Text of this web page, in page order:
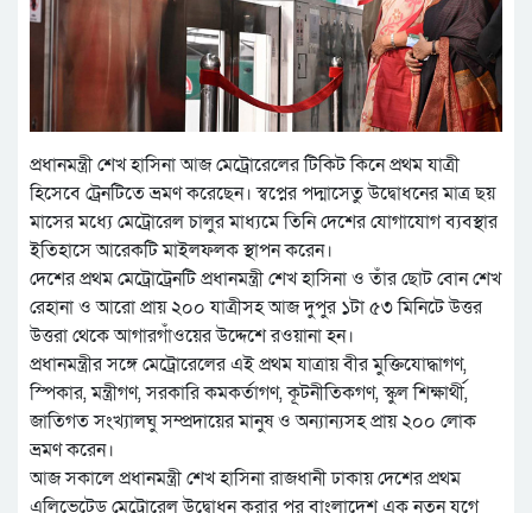
প্রধানমন্ত্রী শেখ হাসিনা আজ মেট্রোরেলের টিকিট কিনে প্রথম যাত্রী
হিসেবে ট্রেনটিতে ভ্রমণ করেছেন। স্বপ্নের পদ্মাসেতু উদ্বোধনের মাত্র ছয়
মাসের মধ্যে মেট্রোরেল চালুর মাধ্যমে তিনি দেশের যোগাযোগ ব্যবস্থার
ইতিহাসে আরেকটি মাইলফলক স্থাপন করেন।
দেশের প্রথম মেট্রোট্রেনটি প্রধানমন্ত্রী শেখ হাসিনা ও তাঁর ছোট বোন শেখ
রেহানা ও আরো প্রায় ২০০ যাত্রীসহ আজ দুপুর ১টা ৫৩ মিনিটে উত্তর
উত্তরা থেকে আগারগাঁওয়ের উদ্দেশে রওয়ানা হন।
প্রধানমন্ত্রীর সঙ্গে মেট্রোরেলের এই প্রথম যাত্রায় বীর মুক্তিযোদ্ধাগণ,
স্পিকার, মন্ত্রীগণ, সরকারি কমকর্তাগণ, কূটনীতিকগণ, স্কুল শিক্ষার্থী,
জাতিগত সংখ্যালঘু সম্প্রদায়ের মানুষ ও অন্যান্যসহ প্রায় ২০০ লোক
ভ্রমণ করেন।
আজ সকালে প্রধানমন্ত্রী শেখ হাসিনা রাজধানী ঢাকায় দেশের প্রথম
এলিভেটেড মেট্রোরেল উদ্বোধন করার পর বাংলাদেশ এক নতুন যুগে